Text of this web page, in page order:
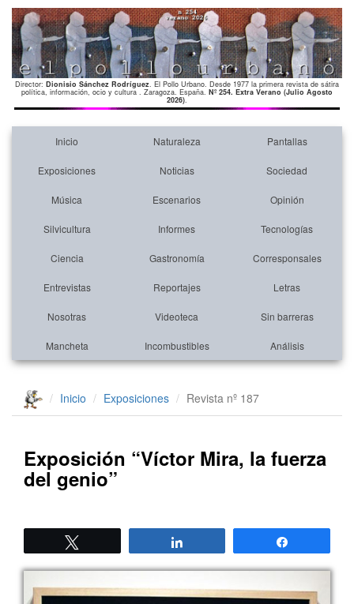
Director: Dionisio Sánchez Rodríguez. El Pollo Urbano. Desde 1977 la primera revista de sátira
política, información, ocio y cultura . Zaragoza. España. Nº 254. Extra Verano (Julio Agosto
2026).
Inicio Naturaleza Pantallas
Exposiciones Noticias Sociedad
Música Escenarios Opinión
Silvicultura Informes Tecnologías
Ciencia Gastronomía Corresponsales
Entrevistas Reportajes Letras
Nosotras Videoteca Sin barreras
Mancheta Incombustibles Análisis
Inicio Exposiciones Revista nº 187
Exposición “Víctor Mira, la fuerza
del genio”